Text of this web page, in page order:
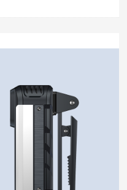
定位系统，在打开夜视功